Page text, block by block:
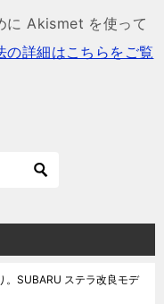
に Akismet を使って
の詳細はこちらをご覧
。SUBARU ステラ改良モデ